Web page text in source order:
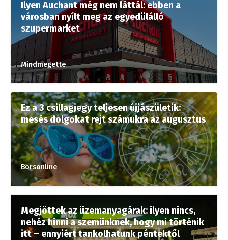
Ilyen Auchant még nem láttál: ebben a
városban nyílt meg az egyedülálló
szupermarket
Mindmegette
Ez a 3 csillagjegy teljesen újjászületik:
mesés dolgokat rejt számukra az augusztus
Borsonline
Megjöttek az üzemanyagárak: ilyen nincs,
nehéz hinni a szemünknek, hogy mi történik
itt – ennyiért tankolhatunk péntektől